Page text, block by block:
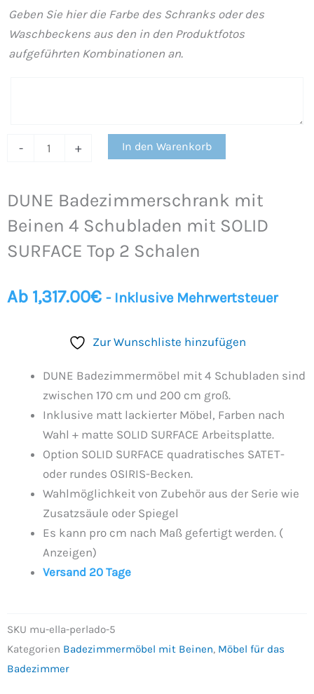
DUNE Badezimmerschrank mit
Beinen 4 Schubladen mit SOLID
SURFACE Top 2 Schalen
Ab 1,317.00€ - Inklusive Mehrwertsteuer
Zur Wunschliste hinzufügen
DUNE Badezimmermöbel mit 4 Schubladen sind
zwischen 170 cm und 200 cm groß.
Inklusive matt lackierter Möbel, Farben nach
Wahl + matte SOLID SURFACE Arbeitsplatte.
Option SOLID SURFACE quadratisches SATET-
oder rundes OSIRIS-Becken.
Wahlmöglichkeit von Zubehör aus der Serie wie
Zusatzsäule oder Spiegel
Es kann pro cm nach Maß gefertigt werden. (
Anzeigen)
Versand 20 Tage
SKU mu-ella-perlado-5
Kategorien Badezimmermöbel mit Beinen, Möbel für das
Badezimmer
Geben Sie hier die Farbe des Schranks oder des
Waschbeckens aus den in den Produktfotos
aufgeführten Kombinationen an.
-
mit
SOLID
SURFACE
+ In den Warenkorb